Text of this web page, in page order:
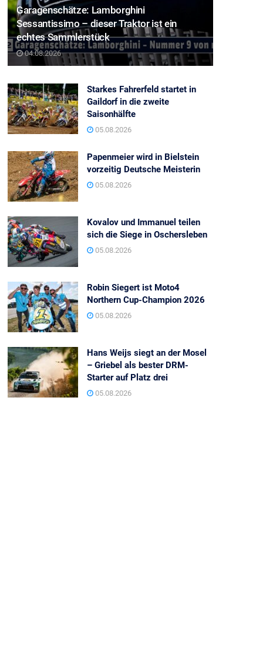
Garagenschätze: Lamborghini
Sessantissimo – dieser Traktor ist ein
echtes Sammlerstück
04.08.2026
Starkes Fahrerfeld startet in
Gaildorf in die zweite
Saisonhälfte
05.08.2026
Papenmeier wird in Bielstein
vorzeitig Deutsche Meisterin
05.08.2026
Kovalov und Immanuel teilen
sich die Siege in Oschersleben
05.08.2026
Robin Siegert ist Moto4
Northern Cup-Champion 2026
05.08.2026
Hans Weijs siegt an der Mosel
– Griebel als bester DRM-
Starter auf Platz drei
05.08.2026